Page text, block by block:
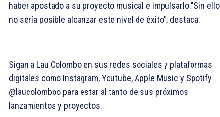
haber apostado a su proyecto musical e impulsarlo."Sin
no sería posible alcanzar este nivel de éxito", destaca.
Sigan a Lau Colombo en sus redes sociales y plataformas
digitales como Instagram, Youtube, Apple Music y Spotify
@laucolomboo para estar al tanto de sus próximos
lanzamientos y proyectos.